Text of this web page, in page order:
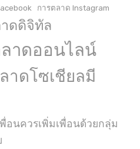
การตลาด Instagram
ดดิจิทัล
าดออนไลน์
าดโซเชียลมี
พื่อนควรเพิ่มเพื่อนด้วยกลุ่ม